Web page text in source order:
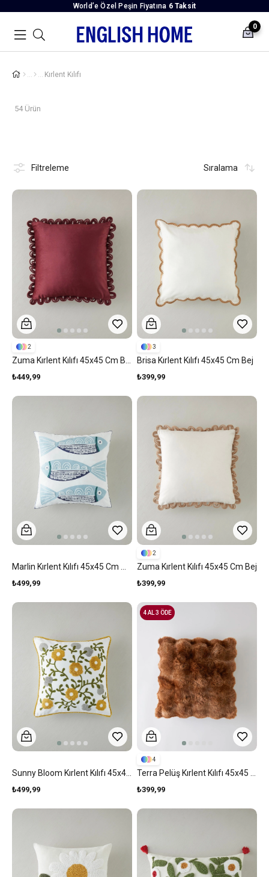
World’e Özel Peşin Fiyatına 6 Taksit
0
Kırlent Kılıfı
54 Ürün
Filtreleme Sıralama
₺449,99
2
Brisa Kırlent Kılıfı 45x45 Cm Bej
₺399,99
3
₺499,99
Zuma Kırlent Kılıfı 45x45 Cm Bej
₺399,99
2
₺499,99 ₺399,99
4
4 AL 3 ÖDE